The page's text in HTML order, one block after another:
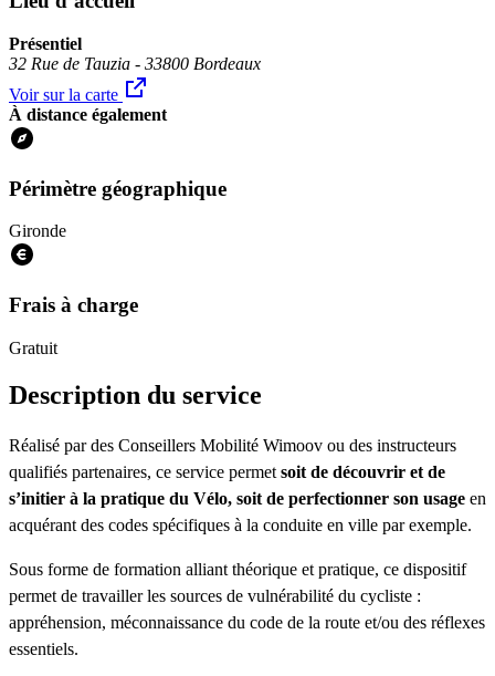
Présentiel
32 Rue de Tauzia - 33800 Bordeaux
Voir sur la carte
À distance également
Périmètre géographique
Gironde
Frais à charge
Gratuit
Description du service
Réalisé par des Conseillers Mobilité Wimoov ou des instructeurs
qualifiés partenaires, ce service permet soit de découvrir et de
s’initier à la pratique du Vélo, soit de perfectionner son usage en
acquérant des codes spécifiques à la conduite en ville par exemple.
Sous forme de formation alliant théorique et pratique, ce dispositif
permet de travailler les sources de vulnérabilité du cycliste :
appréhension, méconnaissance du code de la route et/ou des réflexes
essentiels.